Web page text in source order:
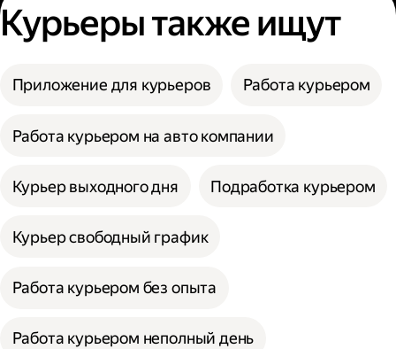
Курьеры также ищут
Приложение для курьеров Работа курьером
Работа курьером на авто компании
Курьер выходного дня Подработка курьером
Курьер свободный график
Работа курьером без опыта
Работа курьером неполный день